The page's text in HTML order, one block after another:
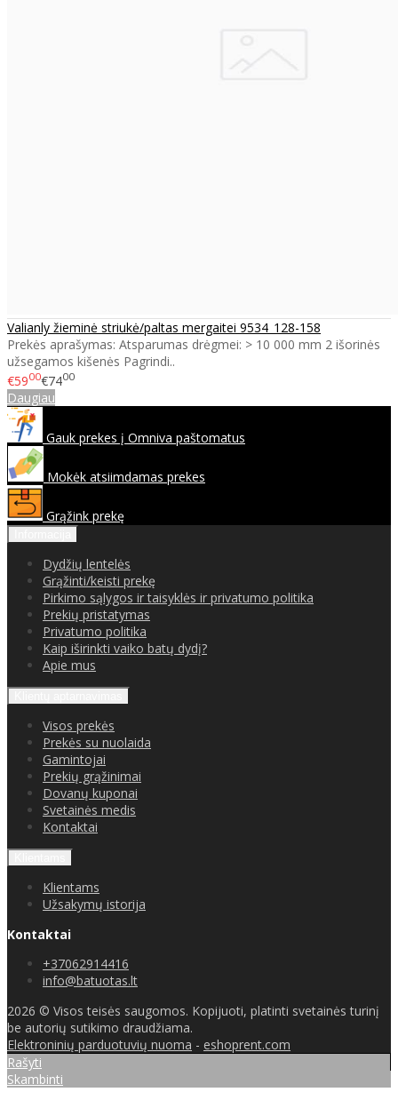
Valianly žieminė striukė/paltas mergaitei 9534_128-158
Prekės aprašymas: Atsparumas drėgmei: > 10 000 mm 2 išorinės
užsegamos kišenės Pagrindi..
€5900€7400
Daugiau
Gauk prekes į Omniva paštomatus
Mokėk atsiimdamas prekes
Grąžink prekę
Dydžių lentelės
Grąžinti/keisti prekę
Pirkimo sąlygos ir taisyklės ir privatumo politika
Prekių pristatymas
Privatumo politika
Kaip iširinkti vaiko batų dydį?
Apie mus
Visos prekės
Prekės su nuolaida
Gamintojai
Prekių grąžinimai
Dovanų kuponai
Svetainės medis
Kontaktai
Klientams
Užsakymų istorija
Kontaktai
+37062914416
info@batuotas.lt
2026 © Visos teisės saugomos. Kopijuoti, platinti svetainės turinį
be autorių sutikimo draudžiama.
Elektroninių parduotuvių nuoma - eshoprent.com
Rašyti
Skambinti